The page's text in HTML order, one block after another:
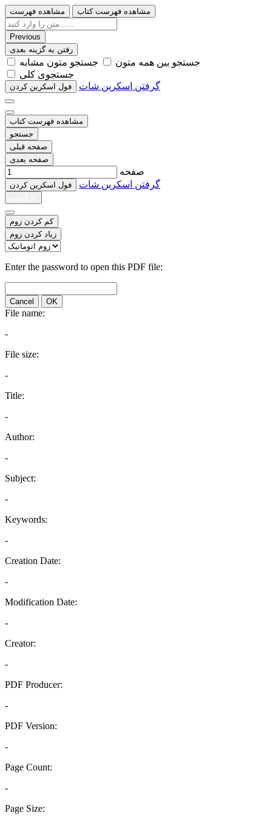
مشاهده فهرست مشاهده فهرست کتاب
Previous
رفتن به گزینه بعدی
ﺟﺴﺘﺠﻮ ﺑﯿﻦ ﻫﻤﻪ ﻣﺘﻮﻥ
ﺟﺴﺘﺠﻮ ﻣﺘﻮﻥ ﻣﺸﺎﺑﻪ
ﺟﺴﺘﺠﻮﯼ ﮐﻠﯽ
ﻓﻮﻝ اﺳﮑﺮﯾﻦ ﮐﺮﺩﻥ گرفتن اسکرین شات
مشاهده فهرست کتاب
جستجو
صفحه قبلی
صفحه بعدی
صفحه
ﻓﻮﻝ اﺳﮑﺮﯾﻦ ﮐﺮﺩﻥ گرفتن اسکرین شات
کم کردن زوم
زیاد کردن زوم
Enter the password to open this PDF file:
Cancel OK
File name:
-
File size:
-
Title:
-
Author:
-
Subject:
-
Keywords:
-
Creation Date:
-
Modification Date:
-
Creator:
-
PDF Producer:
-
PDF Version:
-
Page Count:
-
Page Size: